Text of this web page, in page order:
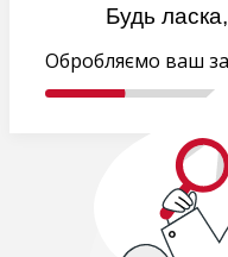
Будь
Обробляємо ваш